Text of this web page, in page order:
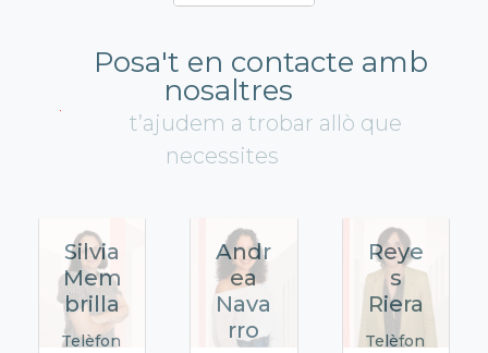
Posa't en contacte amb
nosaltres
t’ajudem a trobar allò que
necessites
Silvia
Mem
brilla
Telèfon
Andr
ea
Nava
rro
Reye
s
Riera
Telèfon